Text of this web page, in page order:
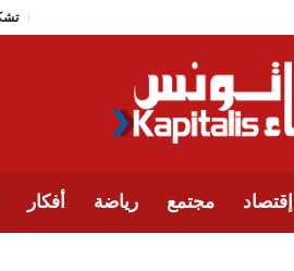
إقتصاد مجتمع رياضة أفكار